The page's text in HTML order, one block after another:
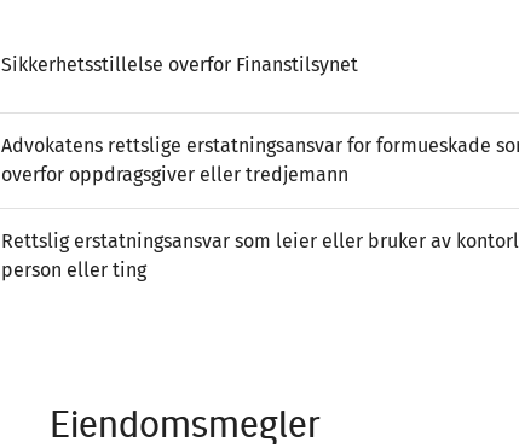
Sikkerhetsstillelse overfor Finanstilsynet
Advokatens rettslige erstatningsansvar for formueskade
overfor oppdragsgiver eller tredjemann
Rettslig erstatningsansvar som leier eller bruker av
person eller ting
Eiendomsmegler